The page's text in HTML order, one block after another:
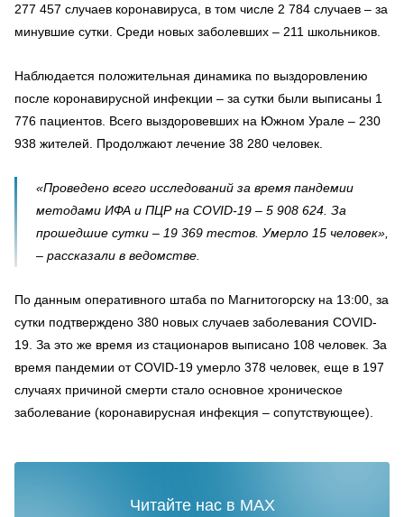
277 457 случаев коронавируса, в том числе 2 784 случаев – за
минувшие сутки. Среди новых заболевших – 211 школьников.
Наблюдается положительная динамика по выздоровлению
после коронавирусной инфекции – за сутки были выписаны 1
776 пациентов. Всего выздоровевших на Южном Урале – 230
938 жителей. Продолжают лечение 38 280 человек.
«Проведено всего исследований за время пандемии
методами ИФА и ПЦР на COVID-19 – 5 908 624. За
прошедшие сутки – 19 369 тестов. Умерло 15 человек»,
– рассказали в ведомстве.
По данным оперативного штаба по Магнитогорску на 13:00, за
сутки подтверждено 380 новых случаев заболевания COVID-
19. За это же время из стационаров выписано 108 человек. За
время пандемии от COVID-19 умерло 378 человек, еще в 197
случаях причиной смерти стало основное хроническое
заболевание (коронавирусная инфекция – сопутствующее).
Читайте нас в MAX